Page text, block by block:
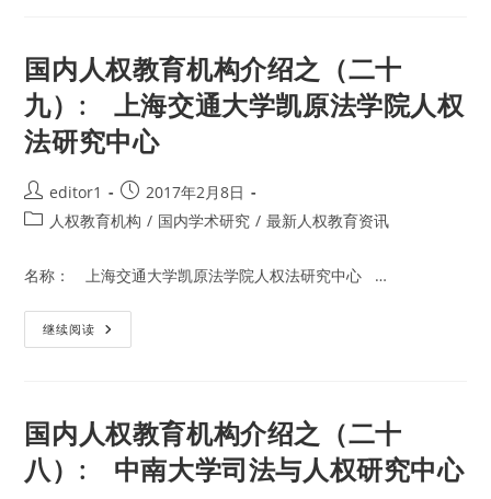
机
构
介
（三
十）:
大
学
法
人
权
究
中
心
国内人权教育机构介绍之（二十
九）: 上海交通大学凯原法学院人权
法研究中心
Post
author:
editor1
Post
published:
2017年2月8日
Post人权教育机构 / 国内学术研究 / 最新人权教育资讯
名称： 上海交通大学凯原法学院人权法研究中心 …
继续阅读 国
内
机
构
介
国内人权教育机构介绍之（二十
八）: 中南大学司法与人权研究中心